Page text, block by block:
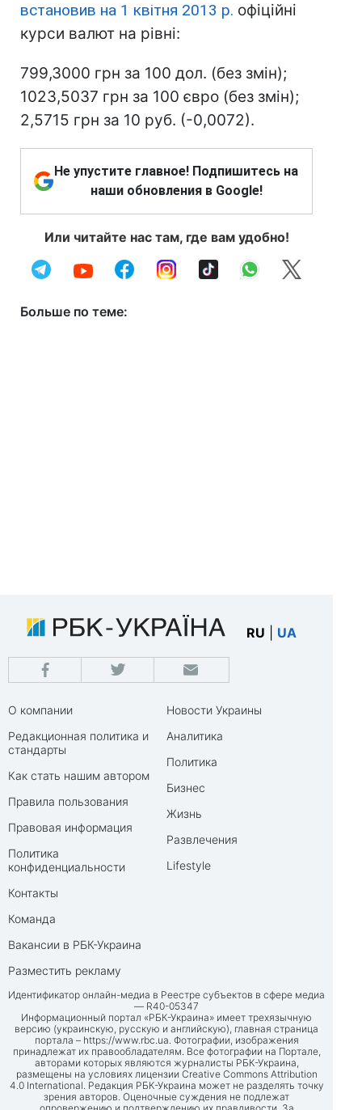
встановив на 1 квітня 2013 р. офіційні
курси валют на рівні:
799,3000 грн за 100 дол. (без змін);
1023,5037 грн за 100 євро (без змін);
2,5715 грн за 10 руб. (-0,0072).
Не упустите главное! Подпишитесь на
наши обновления в Google!
Или читайте нас там, где вам удобно!
Больше по теме:
RU UA
О компании
Редакционная политика и
стандарты
Как стать нашим автором
Правила пользования
Правовая информация
Политика
конфиденциальности
Контакты
Команда
Вакансии в РБК-Украина
Разместить рекламу
Новости Украины
Аналитика
Политика
Бизнес
Жизнь
Развлечения
Lifestyle
Идентификатор онлайн-медиа в Реестре субъектов в сфере медиа
— R40-05347
Информационный портал «РБК-Украина» имеет трехязычную
версию (украинскую, русскую и английскую), главная страница
портала – https://www.rbc.ua. Фотографии, изображения
принадлежат их правообладателям. Все фотографии на Портале,
авторами которых являются журналисты РБК-Украина,
размещены на условиях лицензии Creative Commons Attribution
4.0 International. Редакция РБК-Украина может не разделять точку
зрения авторов. Оценочные суждения не подлежат